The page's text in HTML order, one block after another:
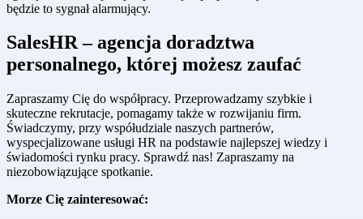
będzie to sygnał alarmujący.
SalesHR – agencja doradztwa
personalnego, której możesz zaufać
Zapraszamy Cię do współpracy. Przeprowadzamy szybkie i
skuteczne rekrutacje, pomagamy także w rozwijaniu firm.
Świadczymy, przy współudziale naszych partnerów,
wyspecjalizowane usługi HR na podstawie najlepszej wiedzy i
świadomości rynku pracy. Sprawdź nas! Zapraszamy na
niezobowiązujące spotkanie.
Morze Cię zainteresować: